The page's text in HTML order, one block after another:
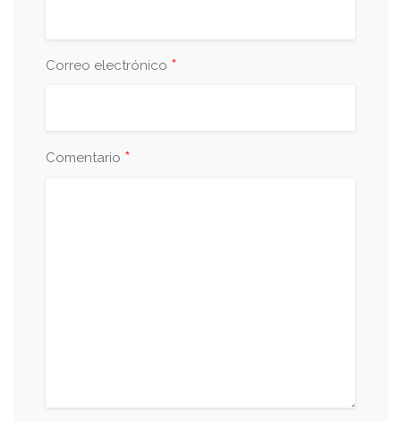
Correo electrónico *
Comentario *